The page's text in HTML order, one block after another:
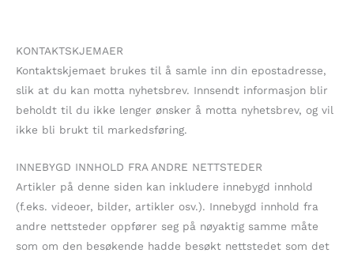
KONTAKTSKJEMAER
Kontaktskjemaet brukes til å samle inn din epostadresse,
slik at du kan motta nyhetsbrev. Innsendt informasjon blir
beholdt til du ikke lenger ønsker å motta nyhetsbrev, og vil
ikke bli brukt til markedsføring.
INNEBYGD INNHOLD FRA ANDRE NETTSTEDER
Artikler på denne siden kan inkludere innebygd innhold
(f.eks. videoer, bilder, artikler osv.). Innebygd innhold fra
andre nettsteder oppfører seg på nøyaktig samme måte
som om den besøkende hadde besøkt nettstedet som det